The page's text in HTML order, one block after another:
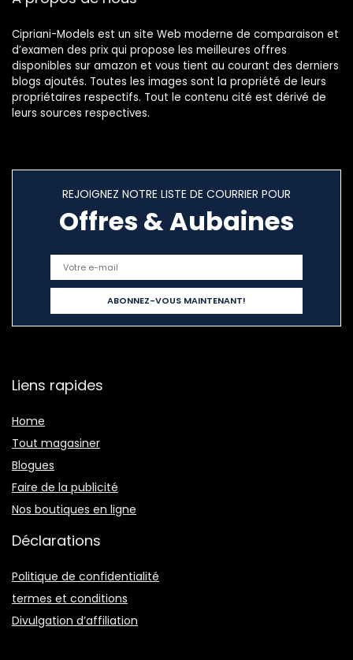
Cipriani-Models est un site Web moderne de comparaison et
d’examen des prix qui propose les meilleures offres
disponibles sur amazon et vous tient au courant des derniers
blogs ajoutés. Toutes les images sont la propriété de leurs
propriétaires respectifs. Tout le contenu cité est dérivé de
leurs sources respectives.
REJOIGNEZ NOTRE LISTE DE COURRIER POUR
Offres & Aubaines
Liens rapides
Home
Tout magasiner
Blogues
Faire de la publicité
Nos boutiques en ligne
Déclarations
Politique de confidentialité
termes et conditions
Divulgation d’affiliation